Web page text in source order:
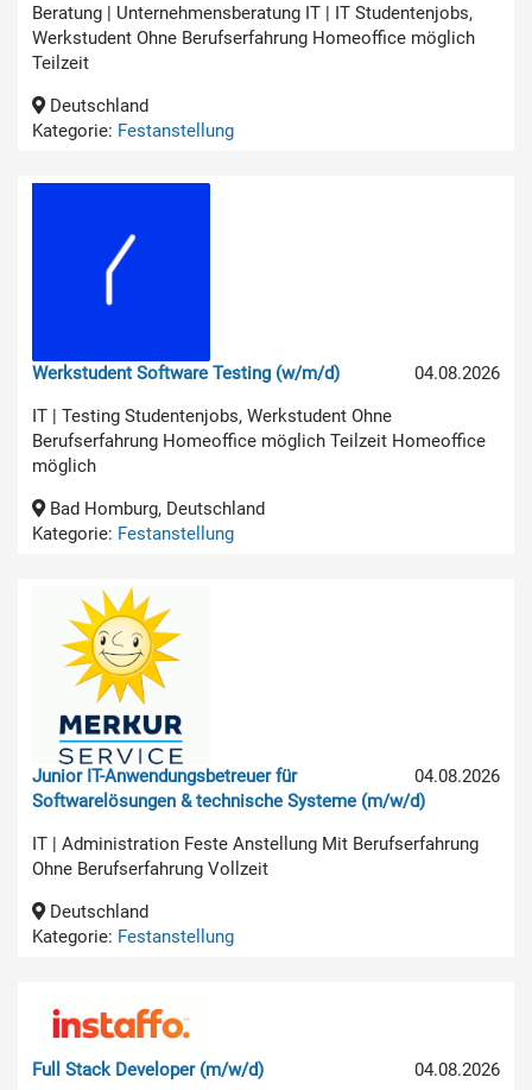
Beratung | Unternehmensberatung IT | IT Studentenjobs,
Werkstudent Ohne Berufserfahrung Homeoffice möglich
Teilzeit
Deutschland
Kategorie: Festanstellung
04.08.2026
Werkstudent Software Testing (w/m/d)
IT | Testing Studentenjobs, Werkstudent Ohne
Berufserfahrung Homeoffice möglich Teilzeit Homeoffice
möglich
Bad Homburg, Deutschland
Kategorie: Festanstellung
04.08.2026
Junior IT-Anwendungsbetreuer für
Softwarelösungen & technische Systeme (m/w/d)
IT | Administration Feste Anstellung Mit Berufserfahrung
Ohne Berufserfahrung Vollzeit
Deutschland
Kategorie: Festanstellung
04.08.2026
Full Stack Developer (m/w/d)